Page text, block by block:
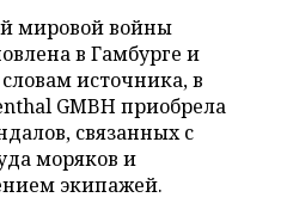
мировой войны
в Гамбурге и
источника, в
GMBH приобрела
связанных с
моряков и
экипажей.